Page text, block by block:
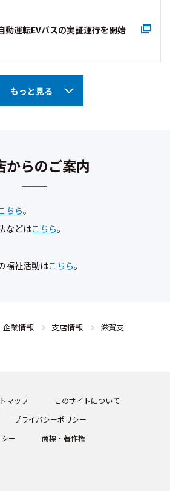
動運転EVバスの実証運行を開始
もっと見る
からのご案内
ちら。
などはこちら。
福祉活動はこちら。
企業情報 支店情報
滋賀支
マップ
このサイトについて
プライバシーポリシー
ー
商標・著作権